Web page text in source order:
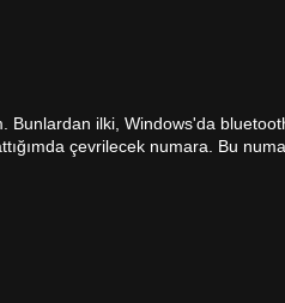
Bunlardan ilki, Windows'da
çevrilecek numara. Bu